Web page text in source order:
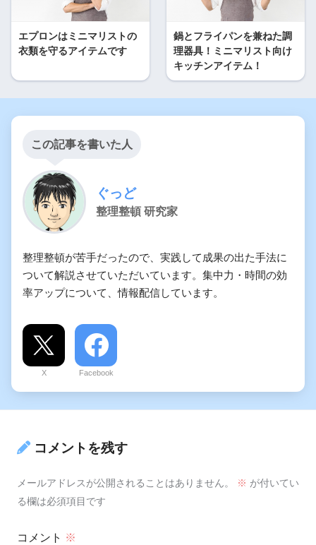
エプロンはミニマリストの
衣類を守るアイテムです
鍋とフライパンを兼ねた調
理器具！ミニマリスト向け
キッチンアイテム！
この記事を書いた人
ぐっど
整理整頓 研究家
整理整頓が苦手だったので、実践して成果の出た手法に
ついて解説させていただいています。集中力・時間の効
率アップについて、情報配信しています。
X Facebook
コメントを残す
メールアドレスが公開されることはありません。 ※ が付いてい
る欄は必須項目です
コメント ※